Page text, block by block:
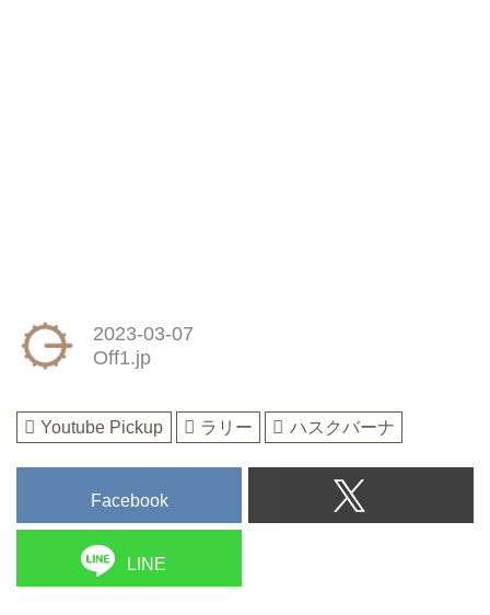
2023-03-07
Off1.jp
Youtube Pickup ラリー ハスクバーナ
Facebook
LINE